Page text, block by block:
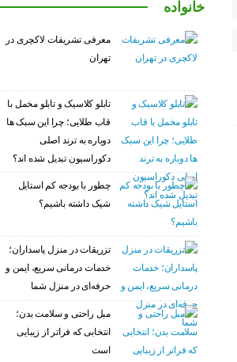
خانواده
معرفی تشریفات لاکچری در
تهران
تابلو کلاسیک و تابلو مخمل با
قاب طلایی؛ چرا این سبک ها
دوباره به ترند اصلی
دکوراسیون تبدیل شده اند؟
چطور با بودجه کم استایل
شیک داشته باشیم؟
تزریقات در منزل پاسداران؛
خدمات درمانی سریع، ایمن و
حرفه‌ای در منزل شما
مبل راحتی و سلامت بدن؛
انتخابی که فراتر از زیبایی
است